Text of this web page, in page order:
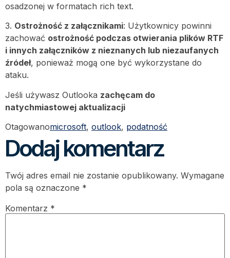
osadzonej w formatach rich text.
3. Ostrożność z załącznikami: Użytkownicy powinni
zachować ostrożność podczas otwierania plików RTF
i innych załączników z nieznanych lub niezaufanych
źródeł, ponieważ mogą one być wykorzystane do
ataku.
Jeśli używasz Outlooka zachęcam do
natychmiastowej aktualizacji
Otagowanomicrosoft, outlook, podatność
Dodaj komentarz
Twój adres email nie zostanie opublikowany. Wymagane
pola są oznaczone *
Komentarz *